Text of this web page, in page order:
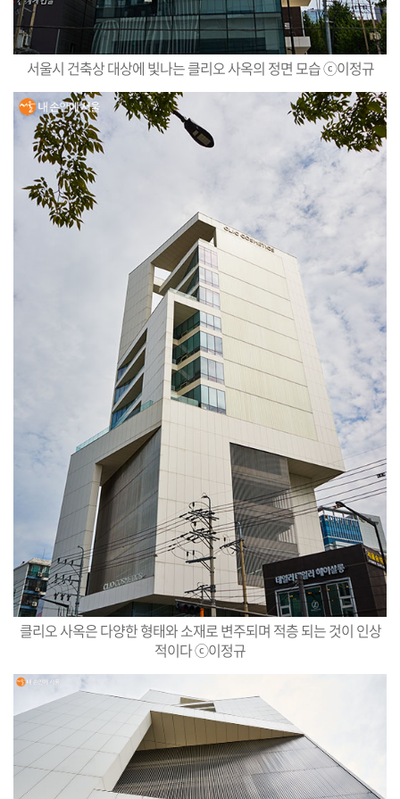
서울시 건축상 대상에 빛나는 클리오 사옥의 정면 모습 ⓒ이정규
클리오 사옥은 다양한 형태와 소재로 변주되며 적층 되는 것이 인상
적이다 ⓒ이정규